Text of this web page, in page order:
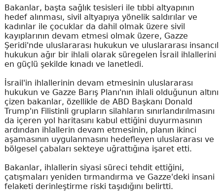
Bakanlar, başta sağlık tesisleri ile tıbbi altyapının
hedef alınması, sivil altyapıya yönelik saldırılar ve
kadınlar ile çocuklar da dahil olmak üzere sivil
kayıplarının devam etmesi olmak üzere, Gazze
Şeridi'nde uluslararası hukukun ve uluslararası insancıl
hukukun ağır bir ihlali olarak süregelen İsrail ihlallerini
en güçlü şekilde kınadı ve lanetledi.
İsrail'in ihlallerinin devam etmesinin uluslararası
hukukun ve Gazze Barış Planı'nın ihlali olduğunun altını
çizen bakanlar, özellikle de ABD Başkanı Donald
Trump'ın Filistinli grupların silahların sınırlandırılmasını
da içeren yol haritasını kabul ettiğini duyurmasının
ardından ihlallerin devam etmesinin, planın ikinci
aşamasının uygulanmasını hedefleyen uluslararası ve
bölgesel çabaları sekteye uğrattığına işaret etti.
Bakanlar, ihlallerin siyasi süreci tehdit ettiğini,
çatışmaları yeniden tırmandırma ve Gazze'deki insani
felaketi derinleştirme riski taşıdığını belirtti.